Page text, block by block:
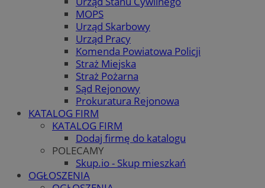
MOPS
Urząd Skarbowy
Urząd Pracy
Komenda Powiatowa Policji
Straż Miejska
Straż Pożarna
Sąd Rejonowy
Prokuratura Rejonowa
KATALOG FIRM
KATALOG FIRM
Dodaj firmę do katalogu
POLECAMY
Skup.io - Skup mieszkań
OGŁOSZENIA